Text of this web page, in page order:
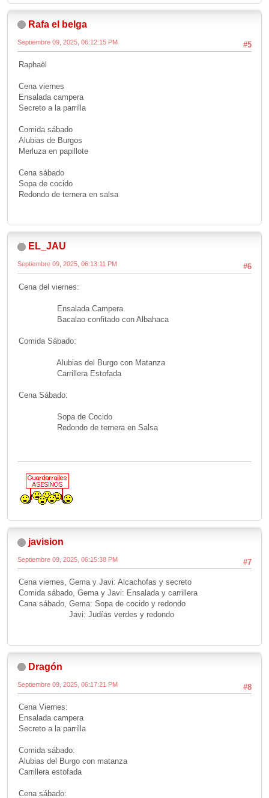
Rafa el belga
#5
Septiembre 09, 2025, 06:12:15 PM
Raphaël
Cena viernes
Ensalada campera
Secreto a la parrilla
Comida sábado
Alubias de Burgos
Merluza en papillote
Cena sábado
Sopa de cocido
Redondo de ternera en salsa
EL_JAU
#6
Septiembre 09, 2025, 06:13:11 PM
Cena del viernes:
Ensalada Campera
Bacalao confitado con Albahaca
Comida Sábado:
Alubias del Burgo con Matanza
Carrillera Estofada
Cena Sábado:
Sopa de Cocido
Redondo de ternera en Salsa
javision
#7
Septiembre 09, 2025, 06:15:38 PM
Cena viernes, Gema y Javi: Alcachofas y secreto
Comida sábado, Gema y Javi: Ensalada y carrillera
Cana sábado, Gema: Sopa de cocido y redondo
Javi: Judías verdes y redondo
Dragón
#8
Septiembre 09, 2025, 06:17:21 PM
Cena Viernes:
Ensalada campera
Secreto a la parrilla
Comida sábado:
Alubias del Burgo con matanza
Carrillera estofada
Cena sábado: